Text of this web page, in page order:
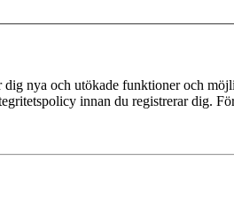
nya och utökade funktioner och
innan du registrerar dig.